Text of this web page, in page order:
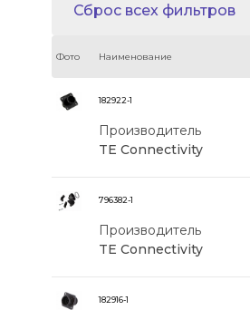
Фото Наименование
182922-1
Производитель
TE Connectivity
796382-1
Производитель
TE Connectivity
182916-1
Сброс всех фильтров